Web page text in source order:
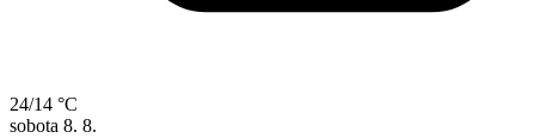
24/14 °C
sobota 8. 8.